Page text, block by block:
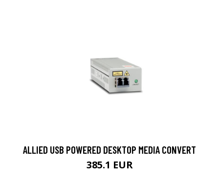
ALLIED USB POWERED DESKTOP MEDIA CONVERT
385.1 EUR